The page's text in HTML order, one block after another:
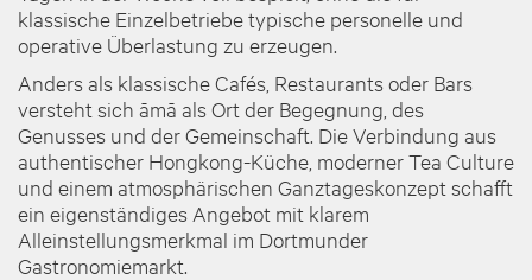
klassische Einzelbetriebe typische personelle und
operative Überlastung zu erzeugen.
Anders als klassische Cafés, Restaurants oder Bars
versteht sich āmā als Ort der Begegnung, des
Genusses und der Gemeinschaft. Die Verbindung aus
authentischer Hongkong-Küche, moderner Tea Culture
und einem atmosphärischen Ganztageskonzept schafft
ein eigenständiges Angebot mit klarem
Alleinstellungsmerkmal im Dortmunder
Gastronomiemarkt.